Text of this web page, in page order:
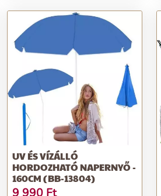
UV ÉS VÍZÁLLÓ
HORDOZHATÓ NAPERNYŐ -
160CM (BB-13804)